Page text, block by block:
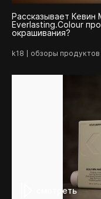
Рассказывает Кевин
Everlasting.Colour
окрашивания?
k18 обзоры продуктов
смотреть